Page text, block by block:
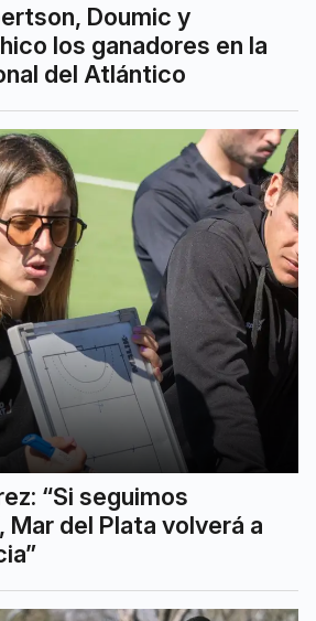
Doumic y
los ganadores en la
del Atlántico
“Si seguimos
Mar del Plata volverá a